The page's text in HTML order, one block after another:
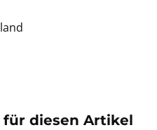
für diesen Artikel